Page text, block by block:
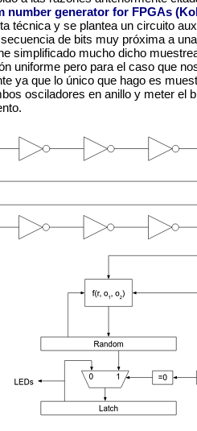
number generator for FPGAs
técnica y se plantea un circuito
de bits muy próxima a
simplificado mucho dicho
uniforme pero para el caso que
ya que lo único que hago es
osciladores en anillo y meter el